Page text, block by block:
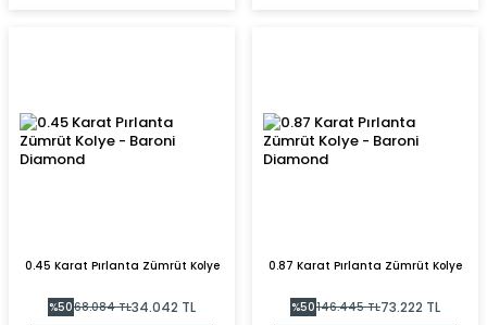
0.45 Karat Pırlanta Zümrüt Kolye
%5068.084TL34.042 TL
0.87 Karat Pırlanta Zümrüt Kolye
%50146.445TL73.222 TL